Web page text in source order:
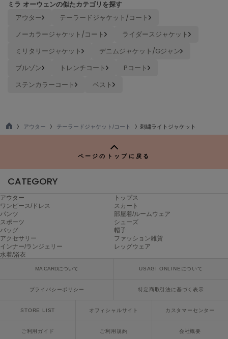
ORR
オル
パトリック
ポローラ
Reebok
リーボック
SALOMON
サロモン
sanrio house
SHAKA
シャカ
ミラ オーウェンの似たカテゴリを探す
アウター
テーラードジャケット/コート
ノーカラージャケット/コート
ライダースジャケット
ミリタリージャケット
デニムジャケット/Gジャン
ブルゾン
トレンチコート
Pコート
ステンカラーコート
ベスト
TO
アウター テーラードジャケット/コート 刺繍ライトジャケット
ページのトップに戻る
CATEGORY
アウター
トップス
ワンピース/ドレス
スカート
パンツ
部屋着/ルームウェア
スポーツ
シューズ
バッグ
帽子
アクセサリー
ファッション雑貨
インナー/ランジェリー
レッグウェア
水着/浴衣
MA CARDについて USAGI ONLINEについて
プライバシーポリシー 特定商取引法に基づく表示
STORE LIST オフィシャルサイト カスタマーセンター
ご利用ガイド ご利用規約 会社概要